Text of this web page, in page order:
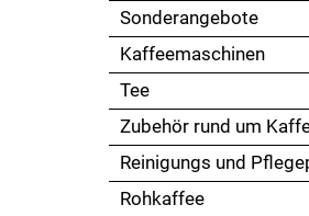
Sonderangebote
Kaffeemaschinen
Tee
Zubehör rund um
Reinigungs und
Rohkaffee